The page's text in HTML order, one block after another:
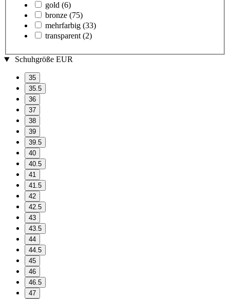
gold (6)
bronze (75)
mehrfarbig (33)
transparent (2)
Schuhgröße EUR
35
35.5
36
37
38
39
39.5
40
40.5
41
41.5
42
42.5
43
43.5
44
44.5
45
46
46.5
47